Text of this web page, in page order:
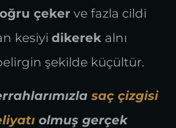
çeker ve fazla cildi
kesiyi dikerek alnı
şekilde küçültür.
saç çizgisi
olmuş gerçek